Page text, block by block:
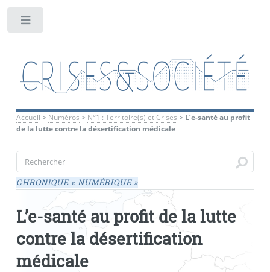
Accueil > Numéros > N°1 : Territoire(s) et Crises > L’e-santé au profit
de la lutte contre la désertification médicale
CHRONIQUE « NUMÉRIQUE »
L’e-santé au profit de la lutte
contre la désertification
médicale